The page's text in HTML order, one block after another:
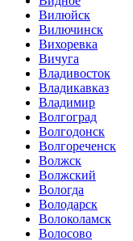
Вилюйск
Вилючинск
Вихоревка
Вичуга
Владивосток
Владикавказ
Владимир
Волгоград
Волгодонск
Волгореченск
Волжск
Волжский
Вологда
Володарск
Волоколамск
Волосово